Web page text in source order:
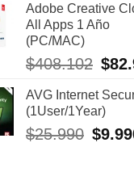
era:
Adobe Creative
All Apps 1 Año
(PC/MAC)
$408.102 El
era:
$
AVG Internet
(1User/1Year)
$25.990 El
$